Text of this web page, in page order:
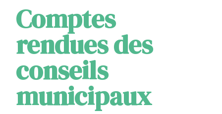
Comptes
rendues des
conseils
municipaux